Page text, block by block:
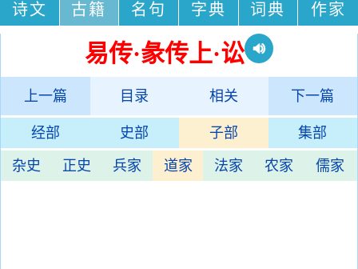
诗文 古籍 名句 字典 词典 作家
易传·彖传上·讼
上一篇 目录 相关 下一篇
经部 史部 子部 集部
杂史 正史 兵家 道家 法家 农家 儒家